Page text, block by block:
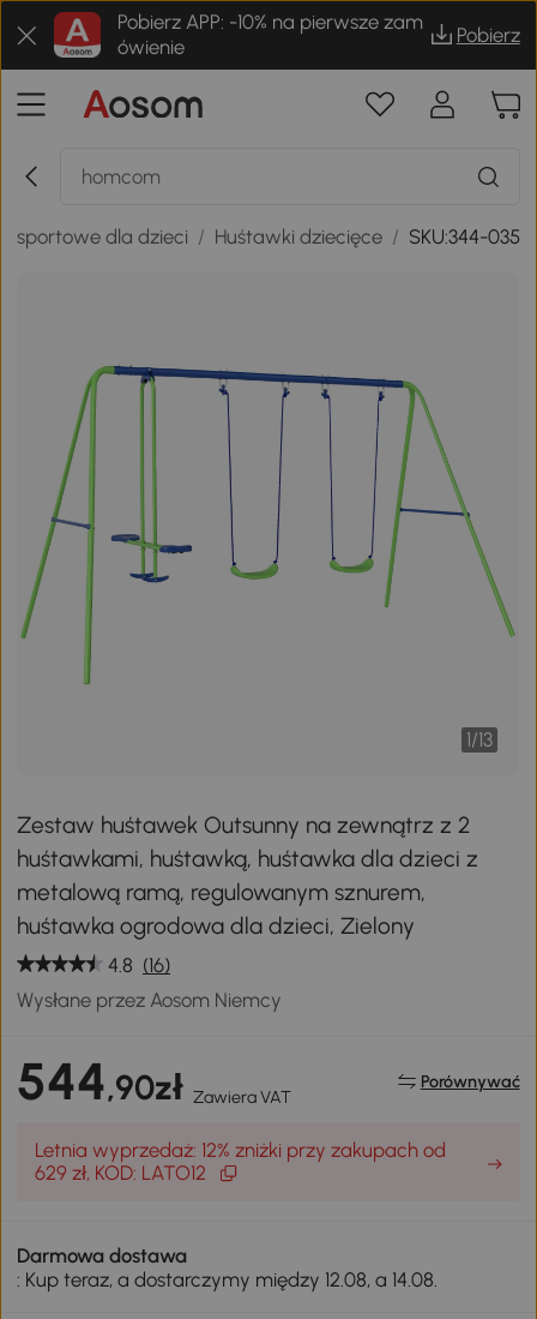
Pobierz APP: -10% na pierwsze zam
ówienie
Pobierz
sportowe dla dzieci / Huśtawki dziecięce / SKU:344-035
1/13
Zestaw huśtawek Outsunny na zewnątrz z 2
huśtawkami, huśtawką, huśtawka dla dzieci z
metalową ramą, regulowanym sznurem,
huśtawka ogrodowa dla dzieci, Zielony
4.8 (16)
Wysłane przez Aosom Niemcy
544,90zł Zawiera VAT
Porównywać
Letnia wyprzedaż: 12% zniżki przy zakupach od
629 zł, KOD: LATO12
Darmowa dostawa
: Kup teraz, a dostarczymy między 12.08, a 14.08.